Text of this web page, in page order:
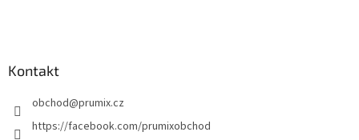
Kontakt
obchod@prumix.cz
https://facebook.com/prumixobchod